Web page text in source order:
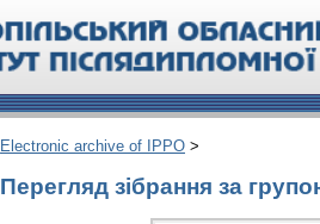
Electronic archive of IPPO >
Перегляд зібрання за